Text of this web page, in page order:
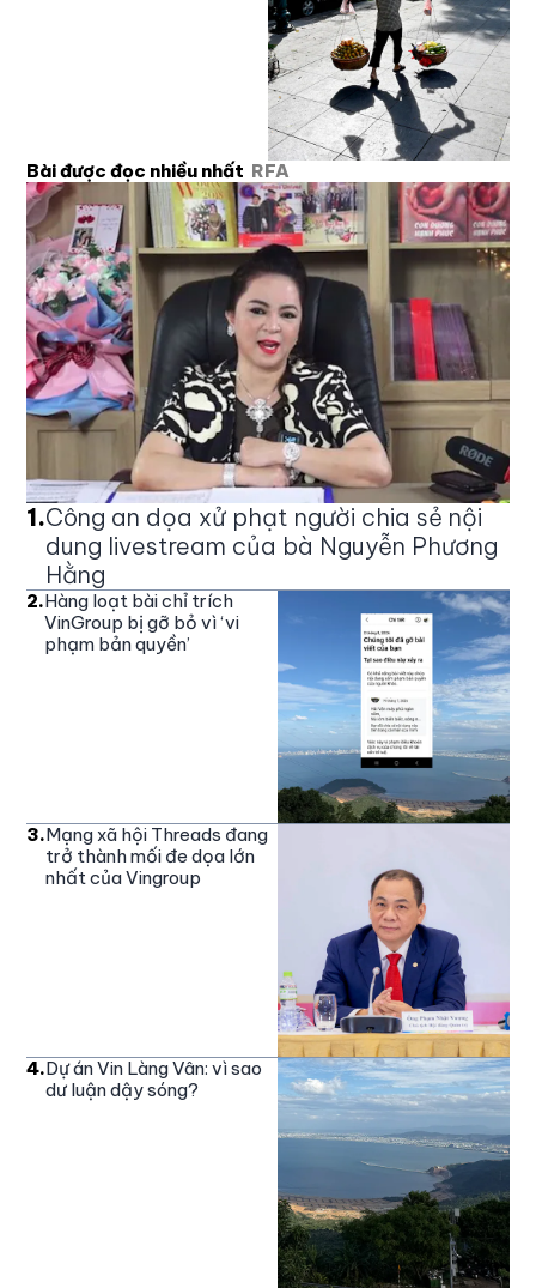
Bài được đọc nhiều nhất RFA
1.Công an dọa xử phạt người chia sẻ nội
dung livestream của bà Nguyễn Phương
Hằng
2.Hàng loạt bài chỉ trích
VinGroup bị gỡ bỏ vì ‘vi
phạm bản quyền’
3.Mạng xã hội Threads đang
trở thành mối đe dọa lớn
nhất của Vingroup
4.Dự án Vin Làng Vân: vì sao
dư luận dậy sóng?